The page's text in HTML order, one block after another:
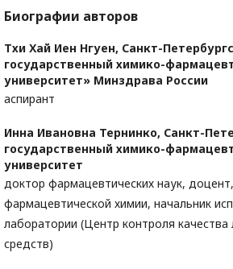
Биографии авторов
Тхи Хай Иен Нгуен, Санкт-
государственный химико-
университет» Минздрава России
аспирант
Инна Ивановна Тернинко, Санкт-
государственный химико-
университет
доктор фармацевтических наук,
фармацевтической химии, начальник
лаборатории (Центр контроля качества
средств)